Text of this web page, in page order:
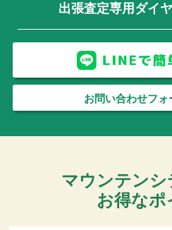
出張査定専用ダイ
お問い合わせフ
マウンテン
お得なポ